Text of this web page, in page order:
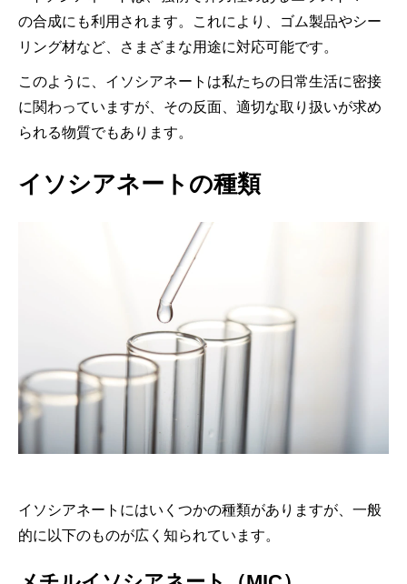
の合成にも利用されます。これにより、ゴム製品やシー
リング材など、さまざまな用途に対応可能です。
このように、イソシアネートは私たちの日常生活に密接
に関わっていますが、その反面、適切な取り扱いが求め
られる物質でもあります。
イソシアネートの種類
イソシアネートにはいくつかの種類がありますが、一般
的に以下のものが広く知られています。